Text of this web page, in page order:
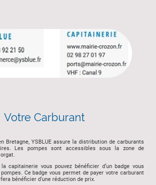
Votre Carburant
Bretagne, YSBLUE assure la distribution de carburants
Les pompes sont accessibles sous la zone de
capitainerie vous pouvez bénéficier d’un badge vous
Ce badge vous permet de payer votre carburant
bénéficier d’une réduction de prix.